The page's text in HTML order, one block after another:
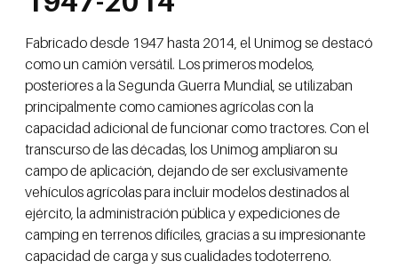
Fabricado desde 1947 hasta 2014, el Unimog se destacó
como un camión versátil. Los primeros modelos,
posteriores a la Segunda Guerra Mundial, se utilizaban
principalmente como camiones agrícolas con la
capacidad adicional de funcionar como tractores. Con el
transcurso de las décadas, los Unimog ampliaron su
campo de aplicación, dejando de ser exclusivamente
vehículos agrícolas para incluir modelos destinados al
ejército, la administración pública y expediciones de
camping en terrenos difíciles, gracias a su impresionante
capacidad de carga y sus cualidades todoterreno.